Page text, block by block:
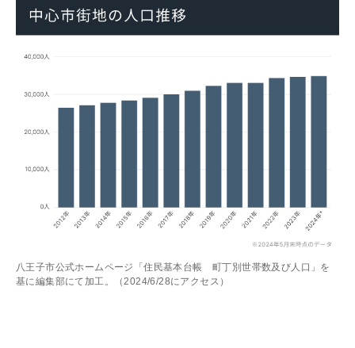
八王子市公式ホームページ「住民基本台帳 町丁別世帯数及び人口」を
基に編集部にて加工。（2024/6/28にアクセス）